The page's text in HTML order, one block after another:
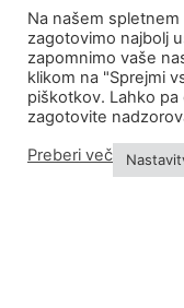
Na našem
zagotovimo najbolj
zapomnimo vaše
klikom na "Sprejmi
piškotkov. Lahko
zagotovite
Preberi več